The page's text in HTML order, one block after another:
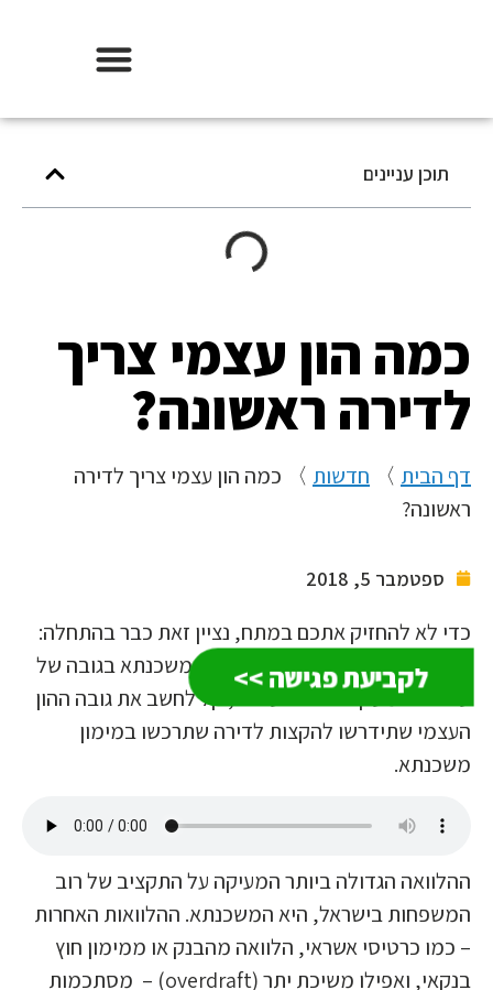
לקביעת פגישה >>
תוכן עניינים
כמה הון עצמי צריך
לדירה ראשונה?
דף הבית〉חדשות〉כמה הון עצמי צריך לדירה
ראשונה?
ספטמבר 5, 2018
כדי לא להחזיק אתכם במתח, נציין זאת כבר בהתחלה:
לפי הגבלות בנק ישראל ניתן לקבל משכנתא בגובה של
עד 50% מערך הדירה. ועכשיו, קל לחשב את גובה ההון
העצמי שתידרשו להקצות לדירה שתרכשו במימון
משכנתא.
ההלוואה הגדולה ביותר המעיקה על התקציב של רוב
המשפחות בישראל, היא המשכנתא. ההלוואות האחרות
– כמו כרטיסי אשראי, הלוואה מהבנק או ממימון חוץ
בנקאי, ואפילו משיכת יתר (overdraft) – מסתכמות